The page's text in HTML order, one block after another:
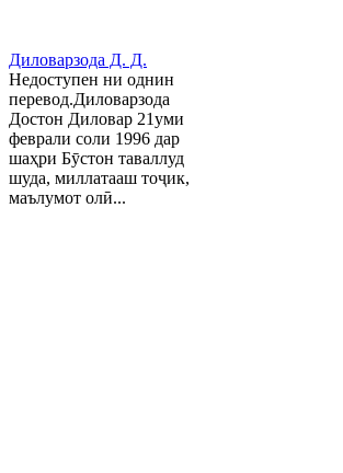
Диловарзода Д. Д.
Недоступен ни однин
перевод.Диловарзода
Достон Диловар 21уми
феврали соли 1996 дар
шаҳри Бӯстон таваллуд
шуда, миллатааш тоҷик,
маълумот олӣ...